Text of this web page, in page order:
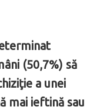
(50,7%) să
a unei
mai ieftină sau